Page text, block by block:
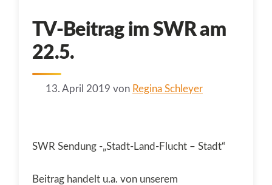
TV-Beitrag im SWR am
22.5.
13. April 2019 von Regina Schleyer
SWR Sendung -„Stadt-Land-Flucht – Stadt“
Beitrag handelt u.a. von unserem